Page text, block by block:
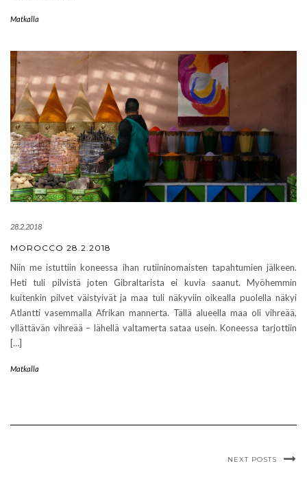
Matkalla
28.2.2018
MOROCCO 28.2.2018
Niin me istuttiin koneessa ihan rutiininomaisten tapahtumien jälkeen.
Heti tuli pilvistä joten Gibraltarista ei kuvia saanut. Myöhemmin
kuitenkin pilvet väistyivät ja maa tuli näkyviin oikealla puolella näkyi
Atlantti vasemmalla Afrikan mannerta. Tällä alueella maa oli vihreää,
yllättävän vihreää – lähellä valtamerta sataa usein. Koneessa tarjottiin
[…]
Matkalla
NEXT POSTS